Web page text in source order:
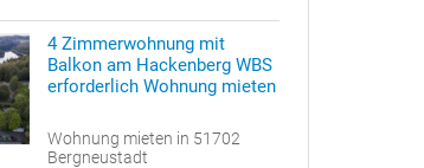
4 Zimmerwohnung mit
Balkon am Hackenberg WBS
erforderlich Wohnung mieten
Wohnung mieten in 51702
Bergneustadt